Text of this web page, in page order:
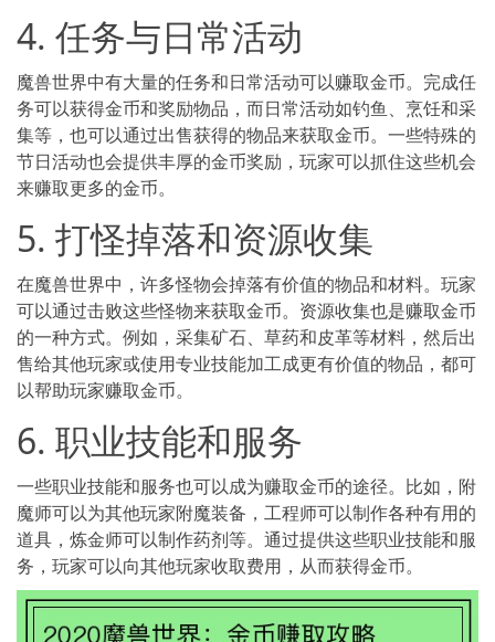
4. 任务与日常活动
魔兽世界中有大量的任务和日常活动可以赚取金币。完成任
务可以获得金币和奖励物品，而日常活动如钓鱼、烹饪和采
集等，也可以通过出售获得的物品来获取金币。一些特殊的
节日活动也会提供丰厚的金币奖励，玩家可以抓住这些机会
来赚取更多的金币。
5. 打怪掉落和资源收集
在魔兽世界中，许多怪物会掉落有价值的物品和材料。玩家
可以通过击败这些怪物来获取金币。资源收集也是赚取金币
的一种方式。例如，采集矿石、草药和皮革等材料，然后出
售给其他玩家或使用专业技能加工成更有价值的物品，都可
以帮助玩家赚取金币。
6. 职业技能和服务
一些职业技能和服务也可以成为赚取金币的途径。比如，附
魔师可以为其他玩家附魔装备，工程师可以制作各种有用的
道具，炼金师可以制作药剂等。通过提供这些职业技能和服
务，玩家可以向其他玩家收取费用，从而获得金币。